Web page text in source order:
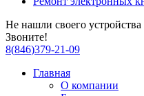
Не нашли своего
Звоните!
8(846)379-21-09
Главная
О компании